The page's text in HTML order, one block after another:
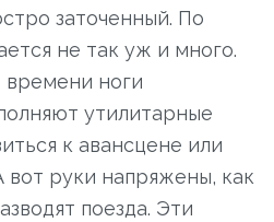
заточенный. По
не так уж и много.
времени ноги
утилитарные
к авансцене или
вот руки напряжены, как
поезда. Эти